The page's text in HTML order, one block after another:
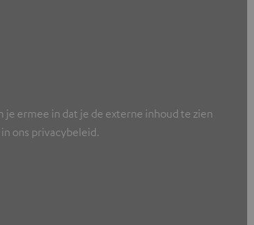
ermee in dat je de externe inhoud te zien
ons privacybeleid.